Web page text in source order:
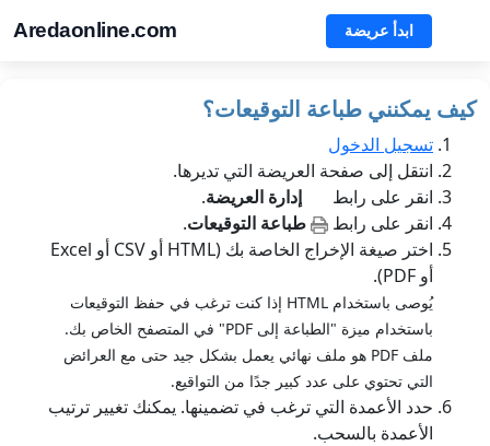
Aredaonline.com ابدأ عريضة
كيف يمكنني طباعة التوقيعات؟
تسجيل الدخول
انتقل إلى صفحة العريضة التي تديرها.
انقر على رابط
إدارة العريضة.
انقر على رابط
طباعة التوقيعات.
اختر صيغة الإخراج الخاصة بك (HTML أو CSV أو Excel
أو PDF).
يُوصى باستخدام HTML إذا كنت ترغب في حفظ التوقيعات
باستخدام ميزة "الطباعة إلى PDF" في المتصفح الخاص بك.
ملف PDF هو ملف نهائي يعمل بشكل جيد حتى مع العرائض
التي تحتوي على عدد كبير جدًا من التواقيع.
حدد الأعمدة التي ترغب في تضمينها. يمكنك تغيير ترتيب
الأعمدة بالسحب.